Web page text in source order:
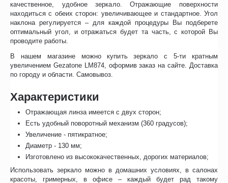
качественное, удобное зеркало. Отражающие поверхности
находиться с обеих сторон: увеличивающее и стандартное. Угол
наклона регулируется – для каждой процедуры Вы подберете
оптимальный угол, и отражаться будет та часть, с которой Вы
проводите работы.
В нашем магазине можно купить зеркало с 5-ти кратным
увеличением Gezatone LM874, оформив заказ на сайте. Доставка
по городу и области. Самовывоз.
Характеристики
Отражающая линза имеется с двух сторон;
Есть удобный поворотный механизм (360 градусов);
Увеличение - пятикратное;
Диаметр - 130 мм;
Изготовлено из высококачественных, дорогих материалов;
Использовать зеркало можно в домашних условиях, в салонах
красоты, гримерных, в офисе – каждый будет рад такому